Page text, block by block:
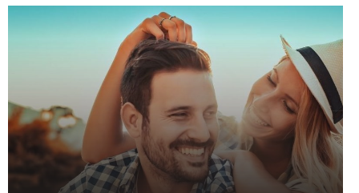
mă simt ca acasă. Poimâine plec în vacanță. În
Sicilia, cu prietenii”, a spus bucătarul.